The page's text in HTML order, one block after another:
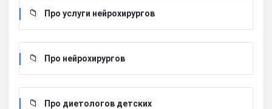
Про услуги нейрохирургов
Про нейрохирургов
Про диетологов детских